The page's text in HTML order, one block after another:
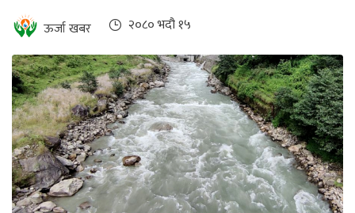
इभी
सम्पादकीय
बैंक
पर्यटन
भिडियो
छापा
ऊर्जा खबर २०८० भदौ १५